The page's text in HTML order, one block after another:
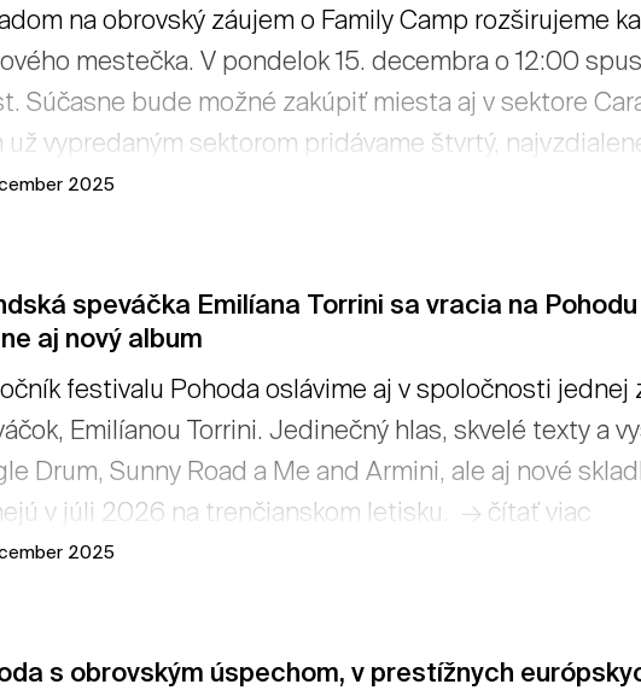
na obrovský záujem o Family Camp rozširujeme
mestečka. V pondelok 15. decembra o 12:00
Súčasne bude možné zakúpiť miesta aj v sektore
už vypredaným sektorom pridávame štvrtý,
Upozorňujeme, že kúpa miesta do Caravan Parking 4
2025
speváčka Emilíana Torrini sa vracia na
aj nový album
festivalu Pohoda oslávime aj v spoločnosti jednej
Emilíanou Torrini. Jedinečný hlas, skvelé texty a
Drum, Sunny Road a Me and Armini, ale aj nové
v júli 2026 na trenčianskom letisku. → čítať viac
2025
s obrovským úspechom, v prestížnych